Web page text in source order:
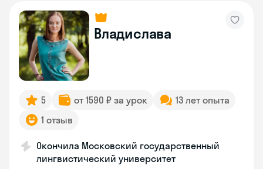
Владислава
5 от 1590 ₽ за урок
13 лет опыта
1 отзыв
Окончила Московский государственный
лингвистический университет